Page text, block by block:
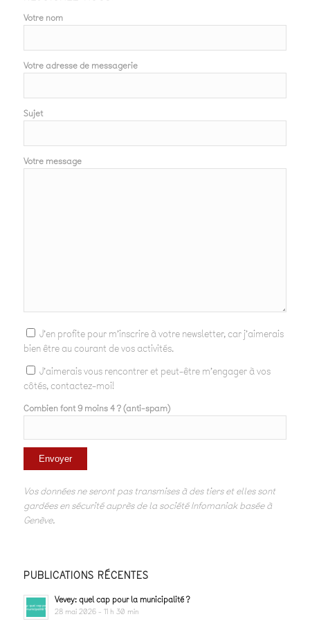
Votre nom
Votre adresse de messagerie
Sujet
Votre message
J'en profite pour m'inscrire à votre newsletter, car j'aimerais
bien être au courant de vos activités.
J'aimerais vous rencontrer et peut-être m'engager à vos
côtés, contactez-moi!
Combien font 9 moins 4 ? (anti-spam)
Vos données ne seront pas transmises à des tiers et elles sont
gardées en sécurité auprès de la société Infomaniak basée à
Genève.
PUBLICATIONS RÉCENTES
Vevey: quel cap pour la municipalité ?
28 mai 2026 - 11 h 30 min